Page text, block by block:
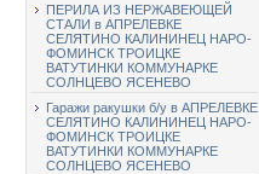
ПЕРИЛА ИЗ НЕРЖАВЕЮЩЕЙ
СТАЛИ в АПРЕЛЕВКЕ
СЕЛЯТИНО КАЛИНИНЕЦ НАРО-
ФОМИНСК ТРОИЦКЕ
ВАТУТИНКИ КОММУНАРКЕ
СОЛНЦЕВО ЯСЕНЕВО
Гаражи ракушки б/у в АПРЕЛЕВКЕ
СЕЛЯТИНО КАЛИНИНЕЦ НАРО-
ФОМИНСК ТРОИЦКЕ
ВАТУТИНКИ КОММУНАРКЕ
СОЛНЦЕВО ЯСЕНЕВО